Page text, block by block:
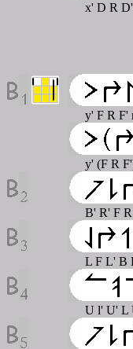
x' D R
y' F R F'
y' (F R
B' R' F
L F L' B
U l' U' L